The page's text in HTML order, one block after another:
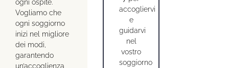
ogni ospite.
Vogliamo che
ogni soggiorno
inizi nel migliore
dei modi,
garantendo
un’accoglienza
accogliervi
e
guidarvi
nel
vostro
soggiorno